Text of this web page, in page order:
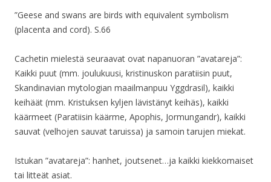
”Geese and swans are birds with equivalent symbolism
(placenta and cord). S.66
Cachetin mielestä seuraavat ovat napanuoran ”avatareja”:
Kaikki puut (mm. joulukuusi, kristinuskon paratiisin puut,
Skandinavian mytologian maailmanpuu Yggdrasil), kaikki
keihäät (mm. Kristuksen kyljen lävistänyt keihäs), kaikki
käärmeet (Paratiisin käärme, Apophis, Jormungandr), kaikki
sauvat (velhojen sauvat taruissa) ja samoin tarujen miekat.
Istukan ”avatareja”: hanhet, joutsenet…ja kaikki kiekkomaiset
tai litteät asiat.